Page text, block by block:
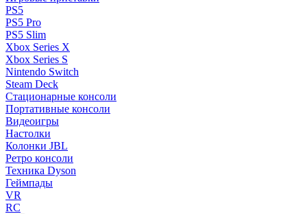
PS5
PS5 Pro
PS5 Slim
Xbox Series X
Xbox Series S
Nintendo Switch
Steam Deck
Стационарные консоли
Портативные консоли
Видеоигры
Настолки
Колонки JBL
Ретро консоли
Техника Dyson
Геймпады
VR
RC